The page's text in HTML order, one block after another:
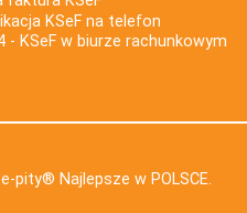
KSeF na telefon
- KSeF w biurze rachunkowym
pity® Najlepsze w POLSCE.